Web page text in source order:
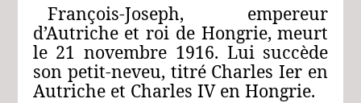
François-Joseph, empereur
d’Autriche et roi de Hongrie, meurt
le 21 novembre 1916. Lui succède
son petit-neveu, titré Charles Ier en
Autriche et Charles IV en Hongrie.